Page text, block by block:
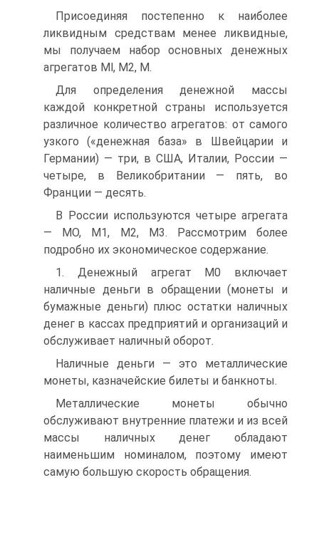
Присоединяя постепенно к наиболее
ликвидным средствам менее ликвидные,
мы получаем набор основных денежных
агрегатов Ml, М2, М.
Для определения денежной массы
каждой конкретной страны используется
различное количество агрегатов: от самого
узкого («денежная база» в Швейцарии и
Германии) — три, в США, Италии, России —
четыре, в Великобритании — пять, во
Франции — десять.
В России используются четыре агрегата
— МО, М1, М2, М3. Рассмотрим более
подробно их экономическое содержание.
1. Денежный агрегат М0 включает
наличные деньги в обращении (монеты и
бумажные деньги) плюс остатки наличных
денег в кассах предприятий и организаций и
обслуживает наличный оборот.
Наличные деньги — это металлические
монеты, казначейские билеты и банкноты.
Металлические монеты обычно
обслуживают внутренние платежи и из всей
массы наличных денег обладают
наименьшим номиналом, поэтому имеют
самую большую скорость обращения.